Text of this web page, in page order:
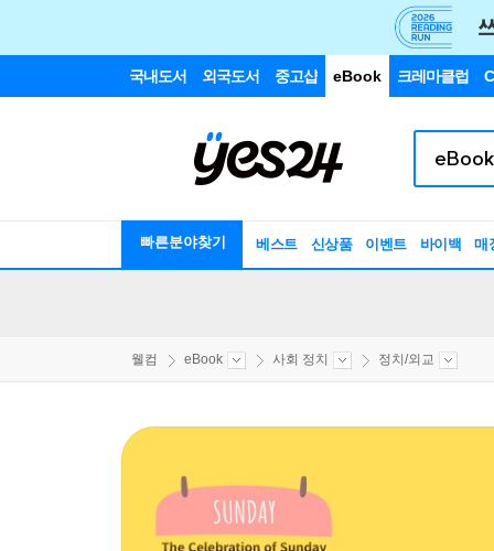
국내도서 외국도서 중고샵 eBook 크레마클럽
빠른분야찾기 베스트 신상품 이벤트 바이백 매
웰컴 eBook 사회 정치 정치/외교